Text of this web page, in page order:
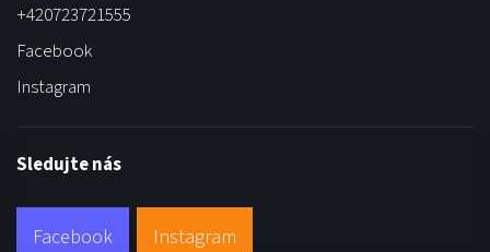
+420723721555
Facebook
Instagram
Sledujte nás
Facebook Instagram